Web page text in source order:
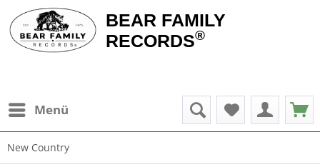
BEAR FAMILY
RECORDS®
Menü
New Country